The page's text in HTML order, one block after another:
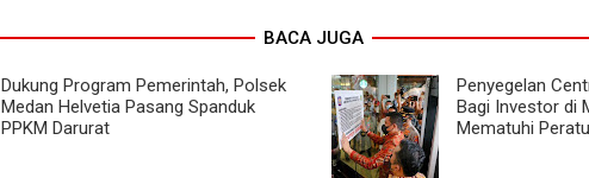
BACA JUGA
Dukung Program Pemerintah, Polsek
Medan Helvetia Pasang Spanduk
PPKM Darurat
Penyegelan
Bagi Investor di
Mematuhi